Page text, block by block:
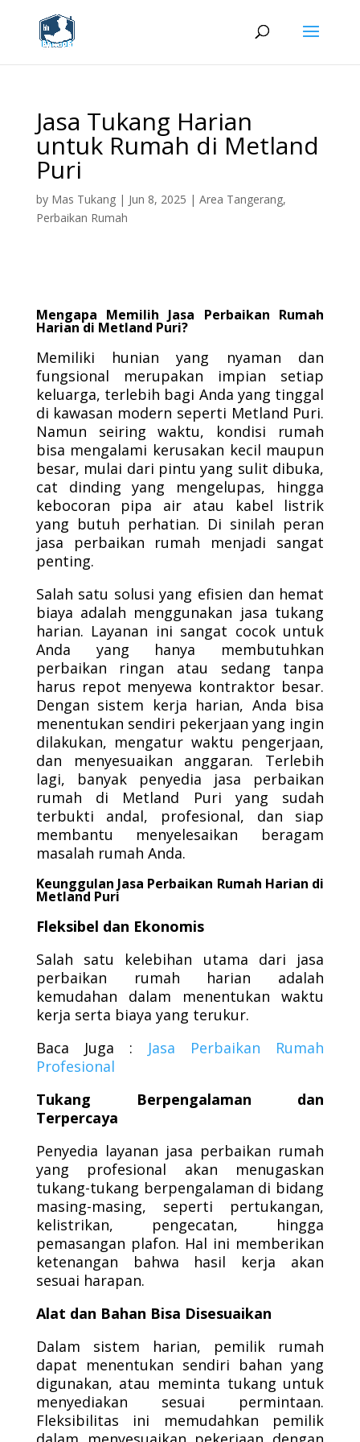
Jasa Tukang Harian
untuk Rumah di Metland
Puri
by Mas Tukang| Jun 8, 2025 | Area Tangerang,
Perbaikan Rumah
Mengapa Memilih Jasa Perbaikan Rumah
Harian di Metland Puri?
Memiliki hunian yang nyaman dan
fungsional merupakan impian setiap
keluarga, terlebih bagi Anda yang tinggal
di kawasan modern seperti Metland Puri.
Namun seiring waktu, kondisi rumah
bisa mengalami kerusakan kecil maupun
besar, mulai dari pintu yang sulit dibuka,
cat dinding yang mengelupas, hingga
kebocoran pipa air atau kabel listrik
yang butuh perhatian. Di sinilah peran
jasa perbaikan rumah menjadi sangat
penting.
Salah satu solusi yang efisien dan hemat
biaya adalah menggunakan jasa tukang
harian. Layanan ini sangat cocok untuk
Anda yang hanya membutuhkan
perbaikan ringan atau sedang tanpa
harus repot menyewa kontraktor besar.
Dengan sistem kerja harian, Anda bisa
menentukan sendiri pekerjaan yang ingin
dilakukan, mengatur waktu pengerjaan,
dan menyesuaikan anggaran. Terlebih
lagi, banyak penyedia jasa perbaikan
rumah di Metland Puri yang sudah
terbukti andal, profesional, dan siap
membantu menyelesaikan beragam
masalah rumah Anda.
Keunggulan Jasa Perbaikan Rumah Harian di
Metland Puri
Fleksibel dan Ekonomis
Salah satu kelebihan utama dari jasa
perbaikan rumah harian adalah
kemudahan dalam menentukan waktu
kerja serta biaya yang terukur.
Baca Juga : Jasa Perbaikan Rumah
Profesional
Tukang Berpengalaman dan
Terpercaya
Penyedia layanan jasa perbaikan rumah
yang profesional akan menugaskan
tukang-tukang berpengalaman di bidang
masing-masing, seperti pertukangan,
kelistrikan, pengecatan, hingga
pemasangan plafon. Hal ini memberikan
ketenangan bahwa hasil kerja akan
sesuai harapan.
Alat dan Bahan Bisa Disesuaikan
Dalam sistem harian, pemilik rumah
dapat menentukan sendiri bahan yang
digunakan, atau meminta tukang untuk
menyediakan sesuai permintaan.
Fleksibilitas ini memudahkan pemilik